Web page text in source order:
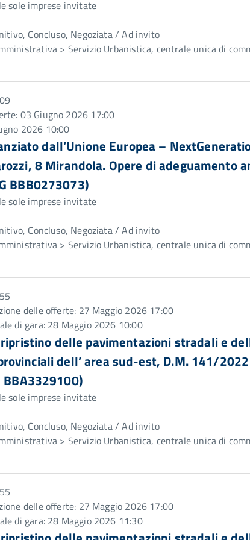
sole imprese invitate
Concluso, Negoziata / Ad invito
> Servizio Urbanistica, centrale unica di
03 Giugno 2026 17:00
2026 10:00
dall’Unione Europea –
8 Mirandola. Opere di adeguamento
BBB0273073)
sole imprese invitate
Concluso, Negoziata / Ad invito
> Servizio Urbanistica, centrale unica di
delle offerte: 27 Maggio 2026 17:00
di gara: 28 Maggio 2026 10:00
delle pavimentazioni stradali e
dell’ area sud-est, D.M. 141/2022
BBA3329100)
sole imprese invitate
Concluso, Negoziata / Ad invito
> Servizio Urbanistica, centrale unica di
delle offerte: 27 Maggio 2026 17:00
di gara: 28 Maggio 2026 11:30